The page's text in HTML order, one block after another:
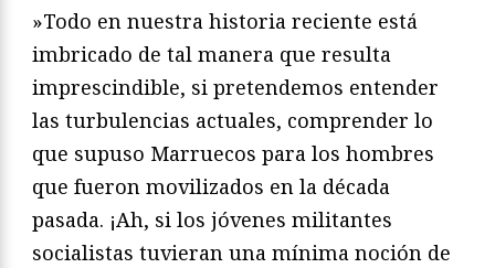
»Todo en nuestra historia reciente está
imbricado de tal manera que resulta
imprescindible, si pretendemos entender
las turbulencias actuales, comprender lo
que supuso Marruecos para los hombres
que fueron movilizados en la década
pasada. ¡Ah, si los jóvenes militantes
socialistas tuvieran una mínima noción de